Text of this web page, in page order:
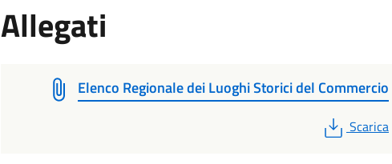
Allegati
Elenco Regionale dei Luoghi Storici del Commercio
PDF
Scarica